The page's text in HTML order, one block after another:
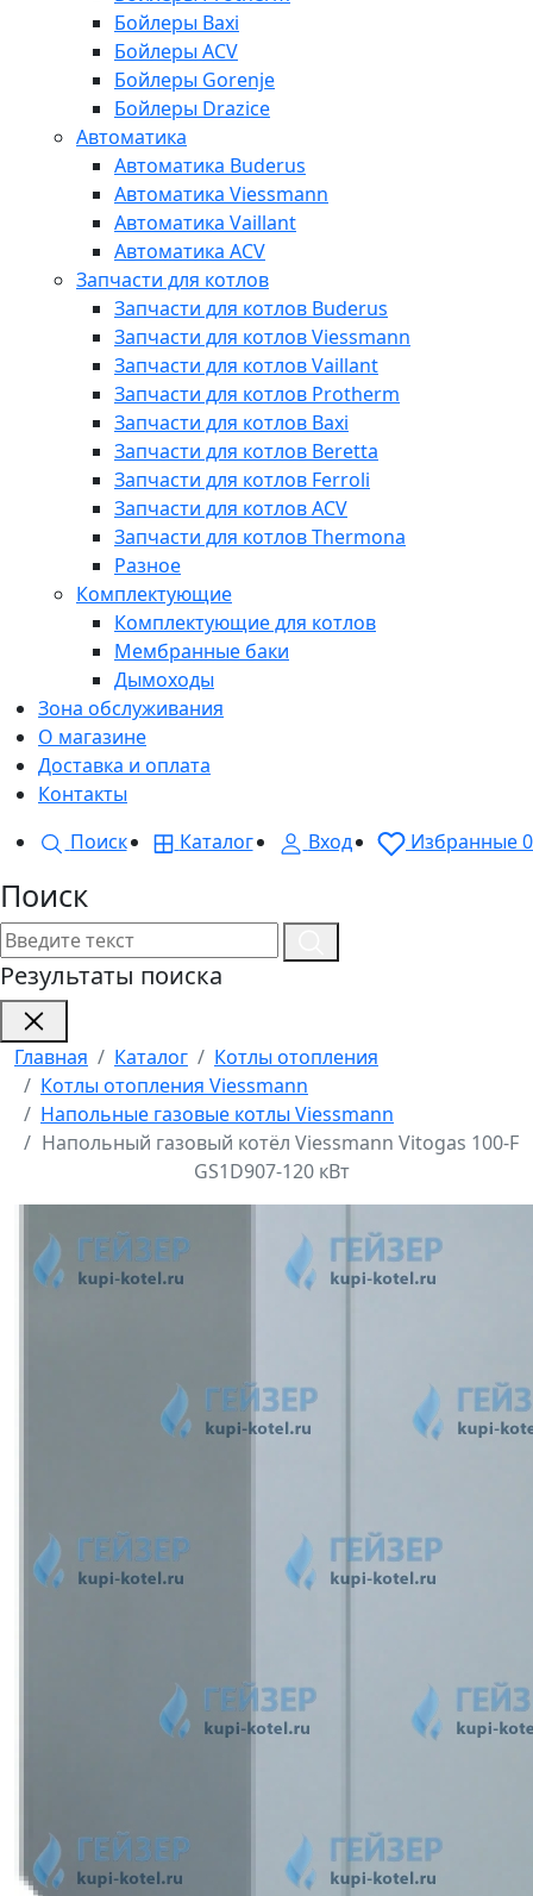
Бойлеры Baxi
Бойлеры ACV
Бойлеры Gorenje
Бойлеры Drazice
Автоматика
Автоматика Buderus
Автоматика Viessmann
Автоматика Vaillant
Автоматика ACV
Запчасти для котлов
Запчасти для котлов Buderus
Запчасти для котлов Viessmann
Запчасти для котлов Vaillant
Запчасти для котлов Protherm
Запчасти для котлов Baxi
Запчасти для котлов Beretta
Запчасти для котлов Ferroli
Запчасти для котлов ACV
Запчасти для котлов Thermona
Разное
Комплектующие
Комплектующие для котлов
Мембранные баки
Дымоходы
Зона обслуживания
О магазине
Доставка и оплата
Контакты
Поиск
Каталог Вход Избранные0
Поиск
Результаты поиска
Главная Каталог
Котлы отопления
Котлы отопления Viessmann
Напольные газовые котлы Viessmann
Напольный газовый котёл Viessmann Vitogas 100-F
GS1D907-120 кВт